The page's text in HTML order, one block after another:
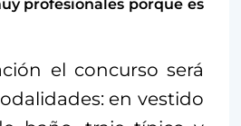
profesionales porque es
el concurso será
en vestido